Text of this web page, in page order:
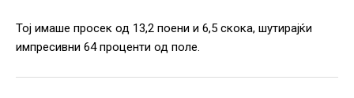
Тој имаше просек од 13,2 поени и 6,5 скока, шутирајќи
импресивни 64 проценти од поле.